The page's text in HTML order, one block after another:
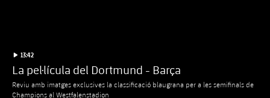
label.duration
Iniciar video
13:42
La pel·lícula del Dortmund - Barça
Reviu amb imatges exclusives la classificació blaugrana per a les semifinals de
Champions al Westfalenstadion